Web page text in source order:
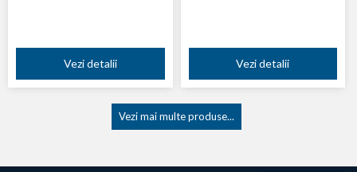
Vezi detalii Vezi detalii
Vezi mai multe produse...